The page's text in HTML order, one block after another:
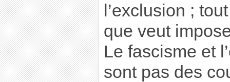
l’exclusion ;
que veut
Le fascisme et
sont pas des